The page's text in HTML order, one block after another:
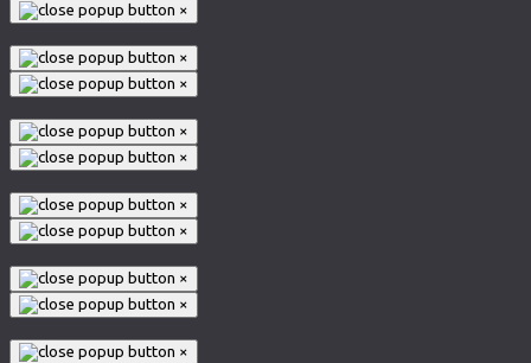
×
×
×
×
×
×
×
×
×
×